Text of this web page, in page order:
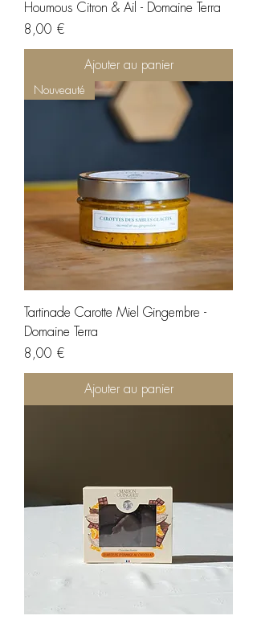
Houmous Citron & Ail - Domaine Terra
Prix
8,00 €
Ajouter au panier
Nouveauté
Tartinade Carotte Miel Gingembre -
Domaine Terra
Prix
8,00 €
Ajouter au panier